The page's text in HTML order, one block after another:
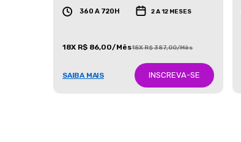
360 A 720H 2 A 12 MESES
18X R$ 86,00/Mês18X R$ 387,00/Mês
SAIBA MAIS INSCREVA-SE